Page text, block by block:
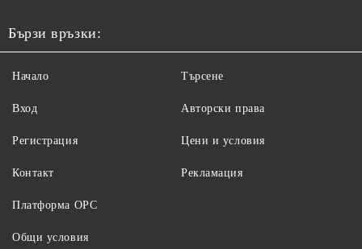
Бързи връзки:
Начало
Вход
Регистрация
Контакт
Търсене
Авторски права
Цени и условия
Рекламация
Платформа ОРС
Общи условия